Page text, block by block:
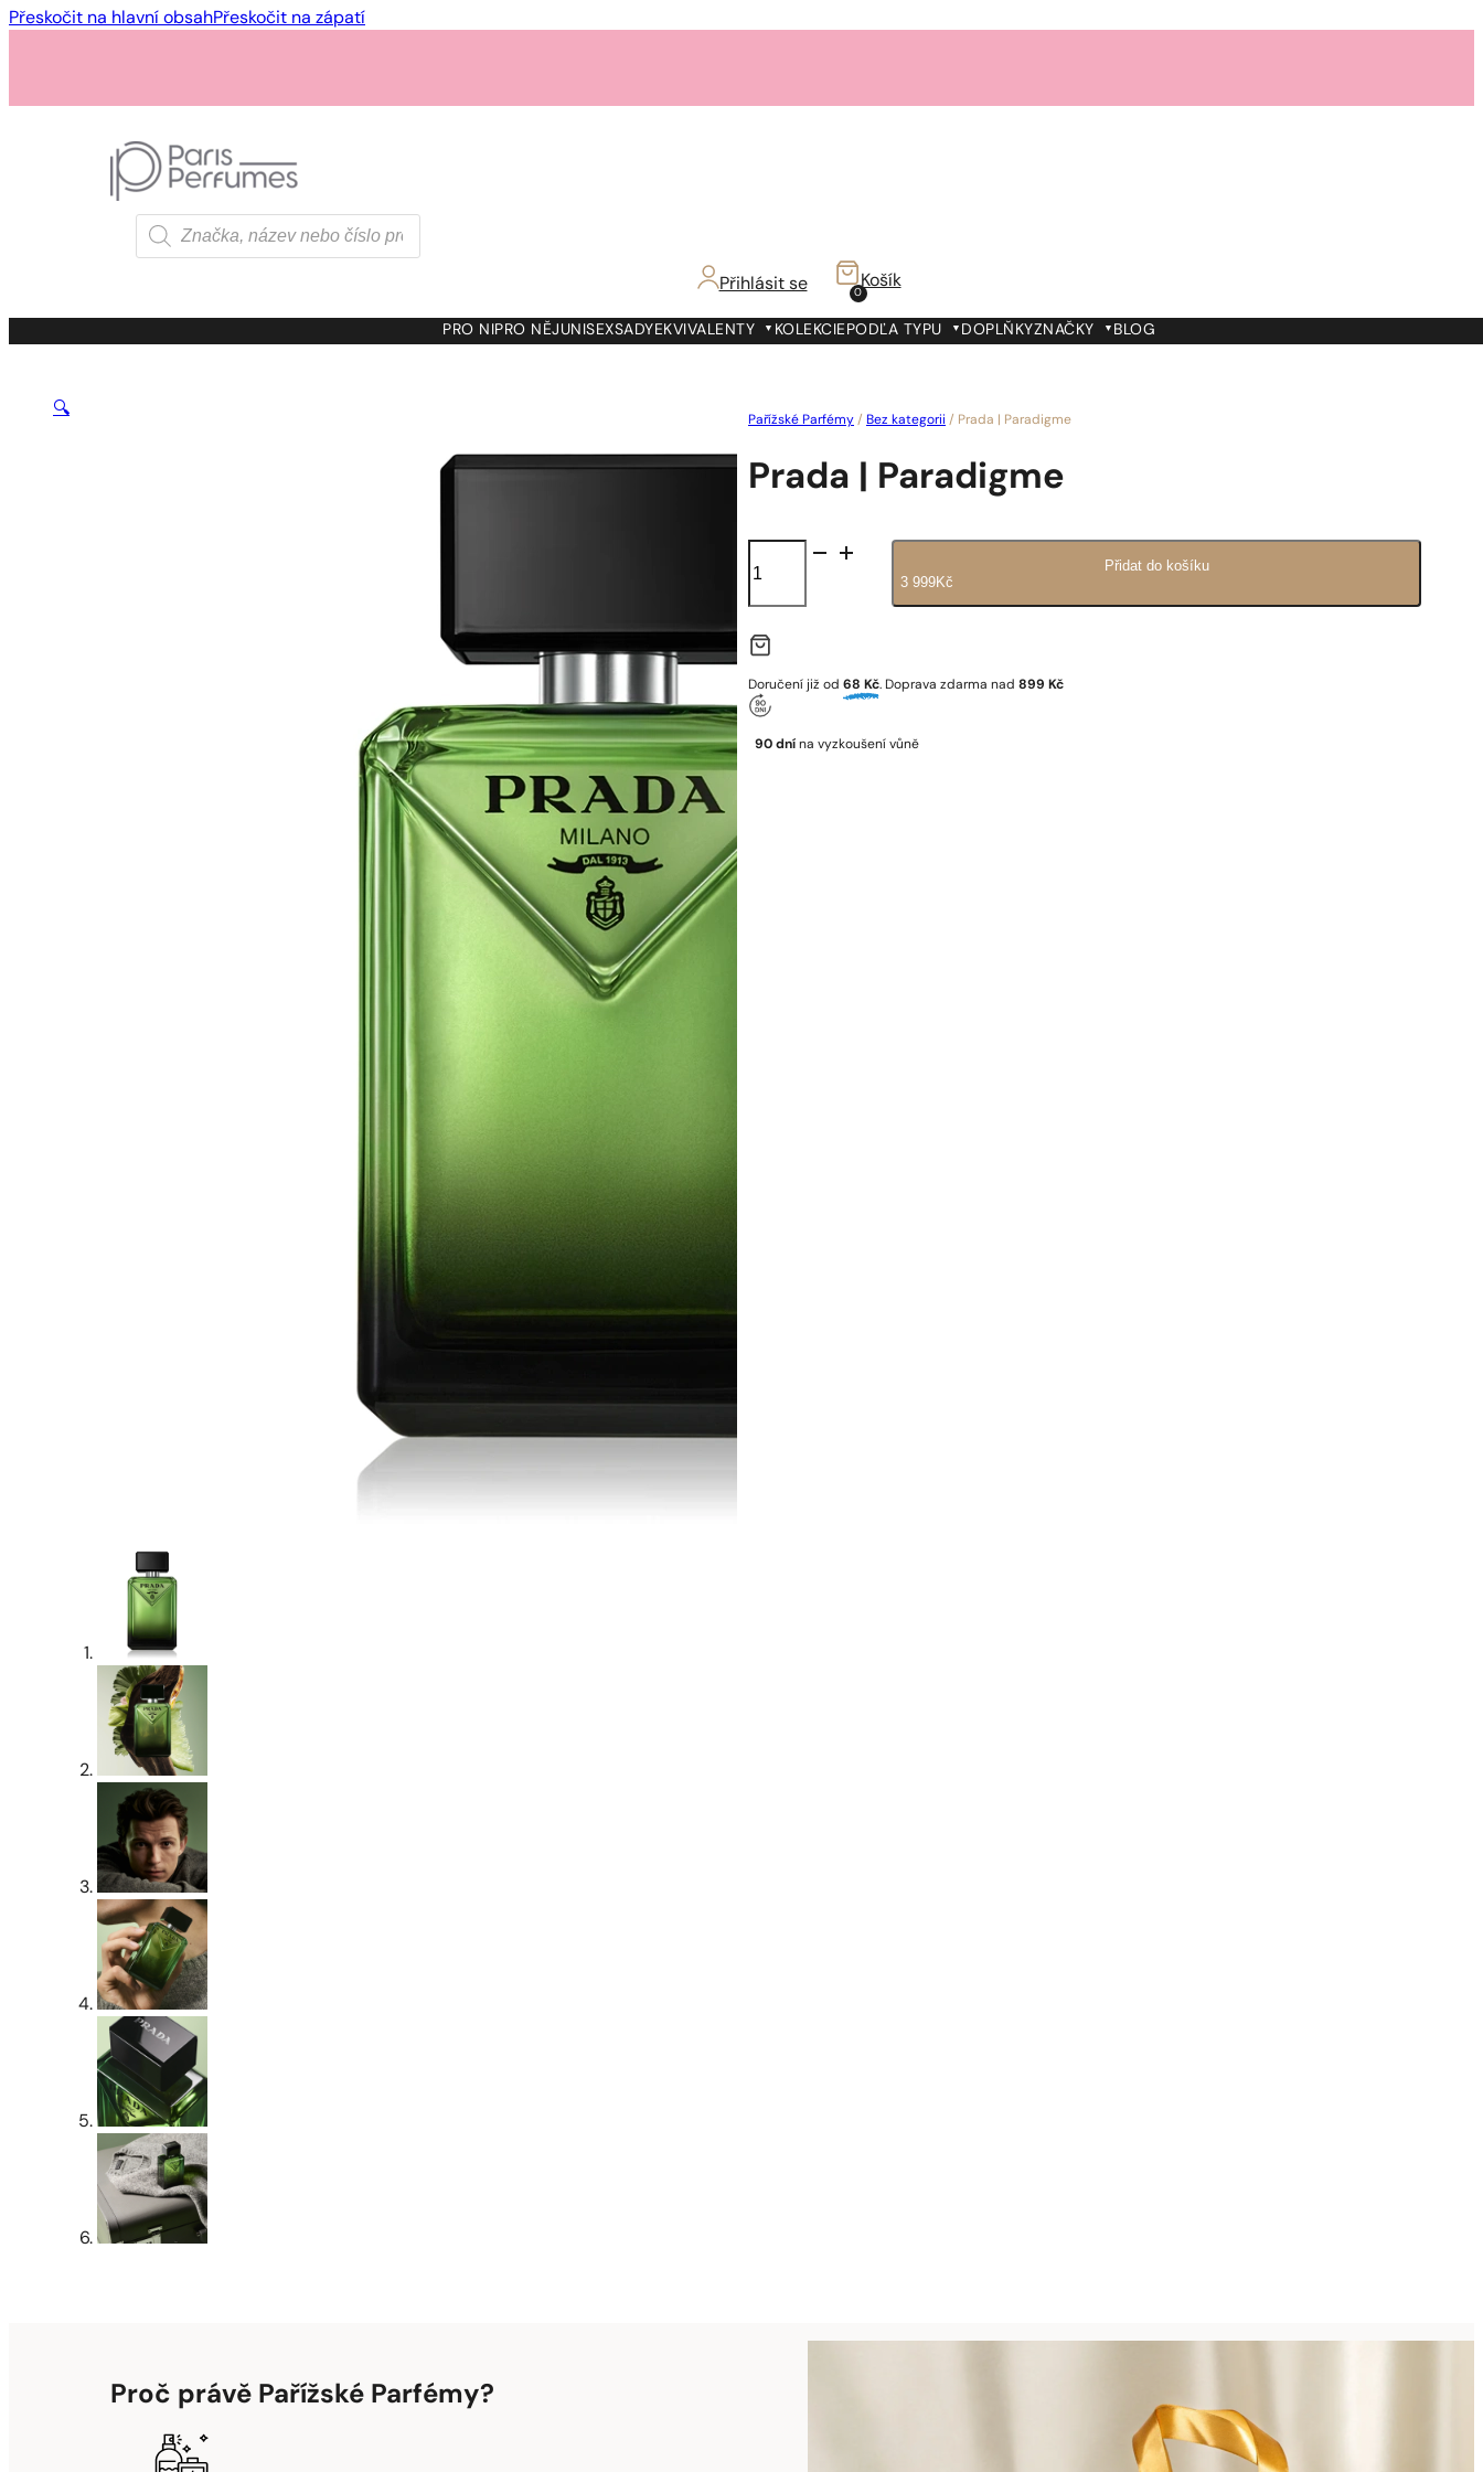
Přeskočit na hlavní obsahPřeskočit na zápatí
Products
search
Přihlásit se 0
Košík
PRO NIPRO NĚJ UNISEXSADYEKVIVALENTY KOLEKCIE PODĽA TYPU DOPLŇKYZNAČKY BLOG
🔍
Pařížské Parfémy / Bez kategorii / Prada | Paradigme
Prada | Paradigme
množství
Přidat do košíku
3 999Kč
Doručení již od 68 Kč. Doprava zdarma nad 899 Kč
90 dní na vyzkoušení vůně
Proč právě Pařížské Parfémy?